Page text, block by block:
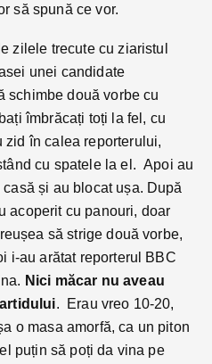
să spună ce vor.
zilele trecute cu ziaristul
unei candidate
schimbe două vorbe cu
îmbrăcați toți la fel, cu
zid în calea reporterului,
cu spatele la el. Apoi au
și au blocat ușa. După
acoperit cu panouri, doar
să strige două vorbe,
i-au arătat reporterul BBC
Nici măcar nu aveau
. Erau vreo 10-20,
o masa amorfă, ca un piton
puțin să poți da vina pe